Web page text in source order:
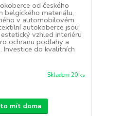
od českého
belgického materiálu,
v automobilovém
autokoberce jsou
vzhled interiéru
ochranu podlahy a
Investice do kvalitních
Skladem 20 ks
mít doma